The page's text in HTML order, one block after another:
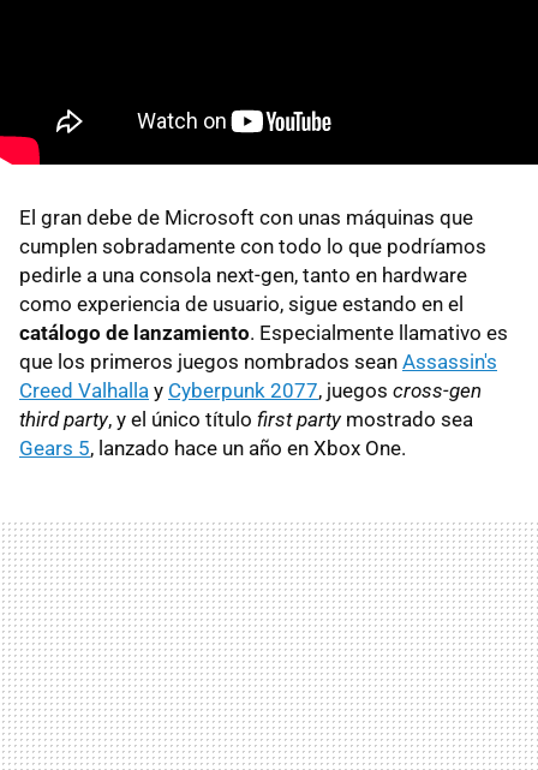
El gran debe de Microsoft con unas máquinas que
cumplen sobradamente con todo lo que podríamos
pedirle a una consola next-gen, tanto en hardware
como experiencia de usuario, sigue estando en el
catálogo de lanzamiento. Especialmente llamativo es
que los primeros juegos nombrados sean Assassin's
Creed Valhalla y Cyberpunk 2077, juegos cross-gen
third party, y el único título first party mostrado sea
Gears 5, lanzado hace un año en Xbox One.